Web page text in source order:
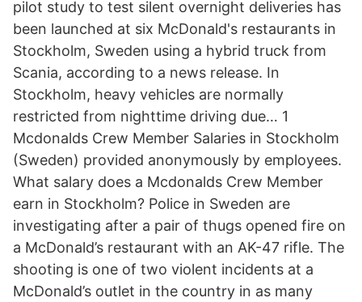
pilot study to test silent overnight deliveries has
been launched at six McDonald's restaurants in
Stockholm, Sweden using a hybrid truck from
Scania, according to a news release. In
Stockholm, heavy vehicles are normally
restricted from nighttime driving due… 1
Mcdonalds Crew Member Salaries in Stockholm
(Sweden) provided anonymously by employees.
What salary does a Mcdonalds Crew Member
earn in Stockholm? Police in Sweden are
investigating after a pair of thugs opened fire on
a McDonald’s restaurant with an AK-47 rifle. The
shooting is one of two violent incidents at a
McDonald’s outlet in the country in as many